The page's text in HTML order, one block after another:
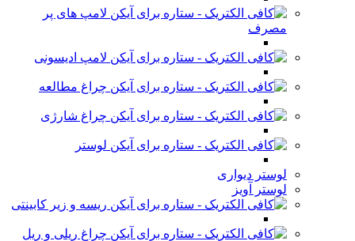
لامپ های پر
مصرف
لامپ ادیسونی
چراغ مطالعه
چراغ شارژی
لوستر
لوستر دیواری
لوستر آویز
ریسه و زیر کابینتی
چراغ ریلی و ریل